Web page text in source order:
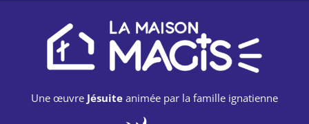
Une œuvre Jésuite animée par la famille ignatienne